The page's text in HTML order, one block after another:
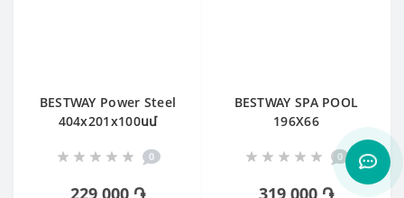
BESTWAY Power Steel
404х201х100սմ
0
229 000 ֏
BESTWAY SPA POOL
196X66
0
319 000 ֏